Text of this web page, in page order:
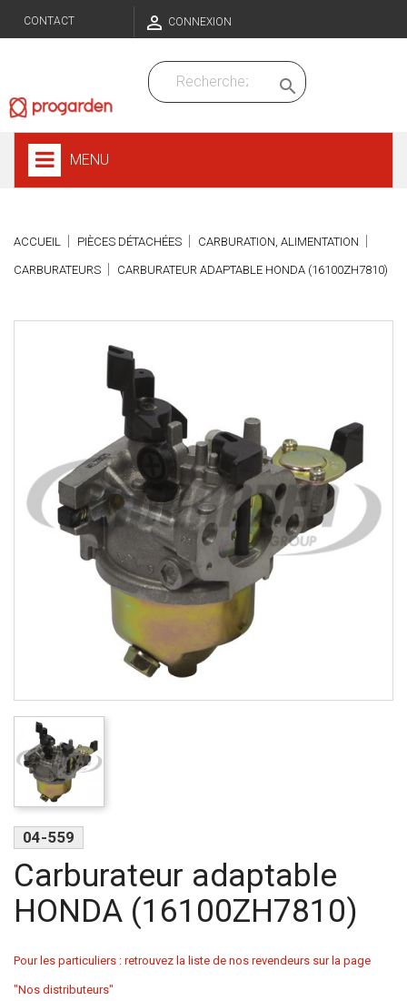
CONTACT  CONNEXION

MENU
ACCUEIL PIÈCES DÉTACHÉES CARBURATION, ALIMENTATION
CARBURATEURS CARBURATEUR ADAPTABLE HONDA (16100ZH7810)
04-559
Carburateur adaptable
HONDA (16100ZH7810)
Pour les particuliers : retrouvez la liste de nos revendeurs sur la page
"Nos distributeurs"